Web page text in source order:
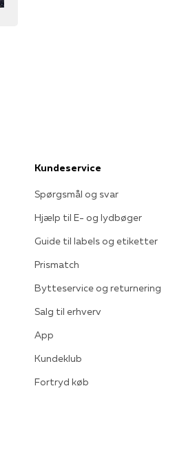
Kundeservice
Spørgsmål og svar
Hjælp til E- og lydbøger
Guide til labels og etiketter
Prismatch
Bytteservice og returnering
Salg til erhverv
App
Kundeklub
Fortryd køb